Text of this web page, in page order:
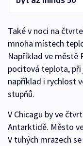
Také v noci na
mnoha místech
Například ve městě
pocitová teplota,
například i rychlost
stupňů.
V Chicagu by ve
Antarktidě. Město
V tuhých mrazech